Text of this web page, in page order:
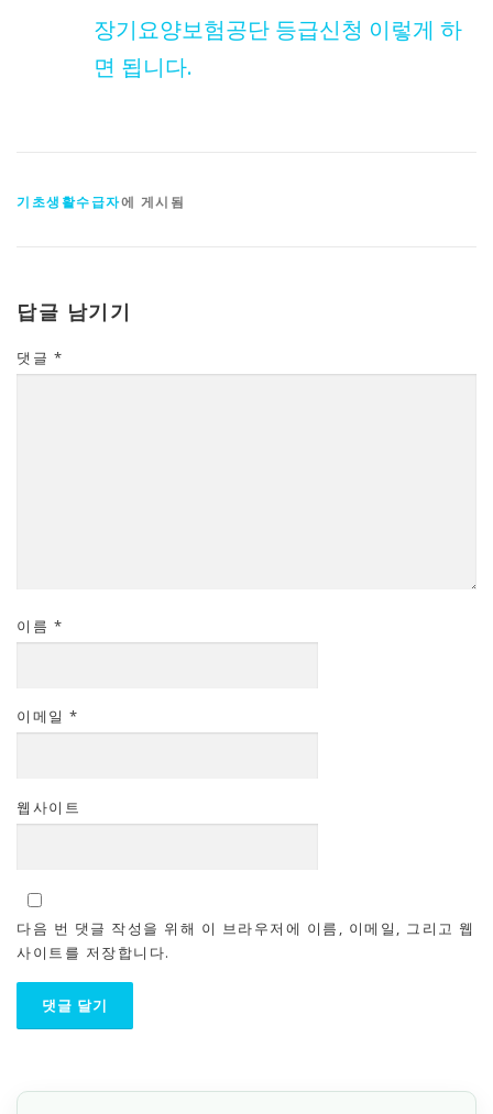
장기요양보험공단 등급신청 이렇게 하
면 됩니다.
기초생활수급자에 게시됨
답글 남기기
댓글 *
이름 *
이메일 *
웹사이트
다음 번 댓글 작성을 위해 이 브라우저에 이름, 이메일, 그리고 웹
사이트를 저장합니다.